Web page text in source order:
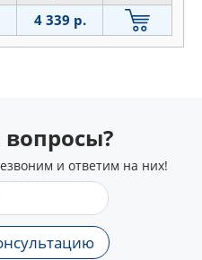
4 339 р.
вопросы?
и ответим на них!